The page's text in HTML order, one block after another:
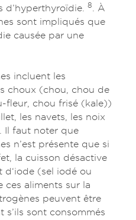
d’hyperthyroïdie.
8
. À
sont impliqués que
causée par une
incluent les
choux (chou, chou de
fleur, chou frisé (kale))
les navets, les noix
. Il faut noter que
n’est présente que si
la cuisson désactive
d‘iode (sel iodé ou
ces aliments sur la
peuvent être
s’ils sont consommés